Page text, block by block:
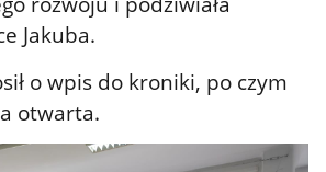
Jakuba.
o wpis do kroniki, po czym
otwarta.